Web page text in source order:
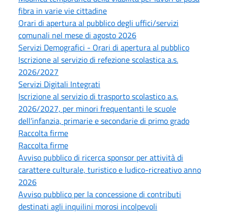
fibra in varie vie cittadine
Orari di apertura al pubblico degli uffici/servizi
comunali nel mese di agosto 2026
Servizi Demografici - Orari di apertura al pubblico
Iscrizione al servizio di refezione scolastica a.s.
2026/2027
Servizi Digitali Integrati
Iscrizione al servizio di trasporto scolastico a.s.
2026/2027, per minori frequentanti le scuole
dell’infanzia, primarie e secondarie di primo grado
Raccolta firme
Raccolta firme
Avviso pubblico di ricerca sponsor per attività di
carattere culturale, turistico e ludico-ricreativo anno
2026
Avviso pubblico per la concessione di contributi
destinati agli inquilini morosi incolpevoli